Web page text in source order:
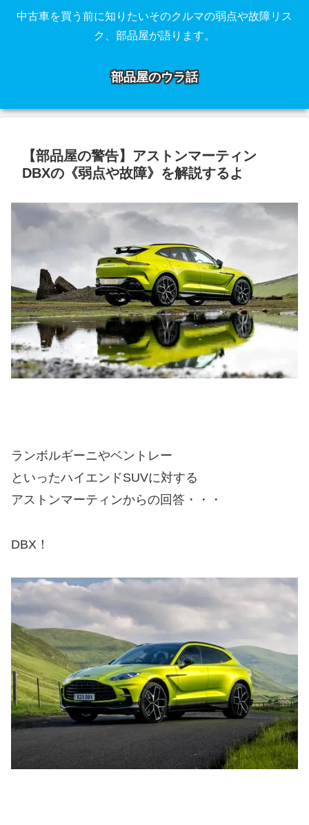
中古車を買う前に知りたいそのクルマの弱点や故障リス
ク、部品屋が語ります。
部品屋のウラ話
【部品屋の警告】アストンマーティン
DBXの《弱点や故障》を解説するよ
ランボルギーニやベントレー
といったハイエンドSUVに対する
アストンマーティンからの回答・・・
DBX！